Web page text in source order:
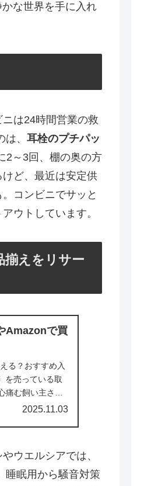
な世界を手に入れ
は24時間営業の救
、 耳栓のプチパッ
2～3回、棚の奥の方
ど、最近は安定供
コンビニでサッと
ウトしています。
揃えをリサー
Amazonで買
る？おすすめ入
を売っている取
む飼い主さん
2025.11.03
ウエルシアでは、
睡眠用から騒音対策